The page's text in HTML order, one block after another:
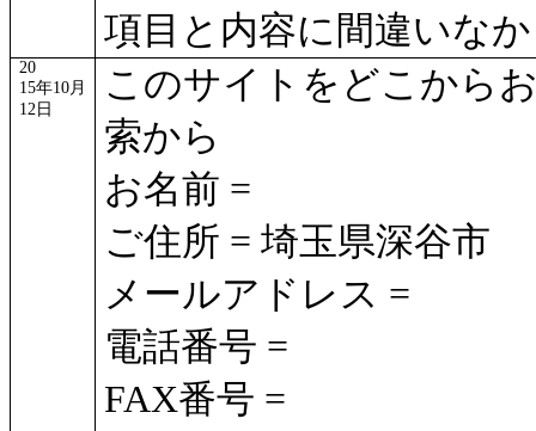
項目と内容に間違い
20
15年10月
12日
このサイトをどこから
索から
お名前 =
ご住所 = 埼玉県深谷市
メールアドレス =
電話番号 =
FAX番号 =